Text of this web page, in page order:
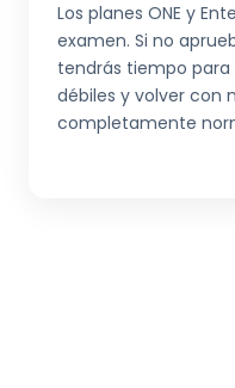
Los planes ONE y
examen. Si no
tendrás tiempo
débiles y volver con
completamente